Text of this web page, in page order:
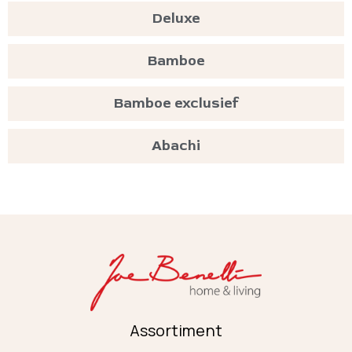
Deluxe
Bamboe
Bamboe exclusief
Abachi
Assortiment